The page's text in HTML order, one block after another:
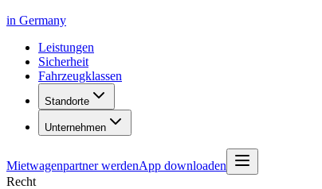
in Germany
Leistungen
Sicherheit
Fahrzeugklassen
Standorte
Unternehmen
Mietwagenpartner werdenApp downloaden
Recht